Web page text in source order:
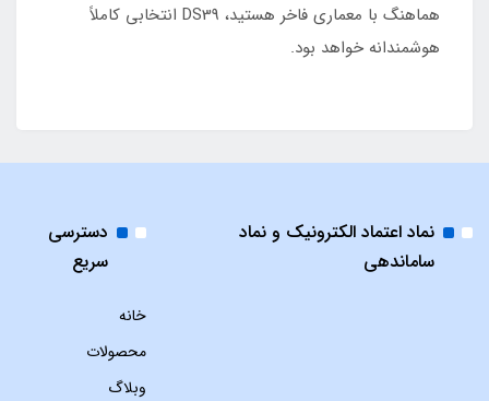
هماهنگ با معماری فاخر هستید، DS39 انتخابی کاملاً
هوشمندانه خواهد بود.
نماد اعتماد الکترونیک و نماد
ساماندهی
دسترسی
سریع
خانه
محصولات
وبلاگ